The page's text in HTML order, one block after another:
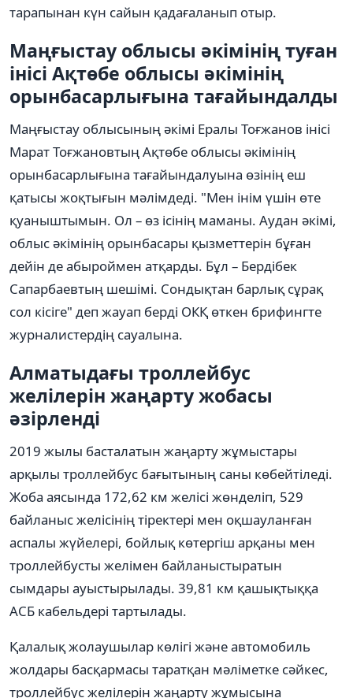
тарапынан күн сайын қадағаланып отыр.
Маңғыстау облысы әкімінің туған
інісі Ақтөбе облысы әкімінің
орынбасарлығына тағайындалды
Маңғыстау облысының әкімі Ералы Тоғжанов інісі
Марат Тоғжановтың Ақтөбе облысы әкімінің
орынбасарлығына тағайындалуына өзінің еш
қатысы жоқтығын мәлімдеді. "Мен інім үшін өте
қуаныштымын. Ол – өз ісінің маманы. Аудан әкімі,
облыс әкімінің орынбасары қызметтерін бұған
дейін де абыроймен атқарды. Бұл – Бердібек
Сапарбаевтың шешімі. Сондықтан барлық сұрақ
сол кісіге" деп жауап берді ОКҚ өткен брифингте
журналистердің сауалына.
Алматыдағы троллейбус
желілерін жаңарту жобасы
әзірленді
2019 жылы басталатын жаңарту жұмыстары
арқылы троллейбус бағытының саны көбейтіледі.
Жоба аясында 172,62 км желісі жөнделіп, 529
байланыс желісінің тіректері мен оқшауланған
аспалы жүйелері, бойлық көтергіш арқаны мен
троллейбусты желімен байланыстыратын
сымдары ауыстырылады. 39,81 км қашықтыққа
АСБ кабельдері тартылады.
Қалалық жолаушылар көлігі және автомобиль
жолдары басқармасы таратқан мәліметке сәйкес,
троллейбус желілерін жаңарту жұмысына